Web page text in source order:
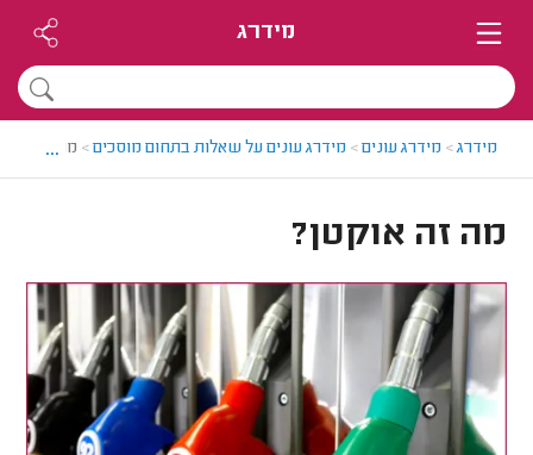
מידרג
מידרג> מידרג עונים> מידרג עונים על שאלות בתחום מוסכים> מה זה
...
מה זה אוקטן?